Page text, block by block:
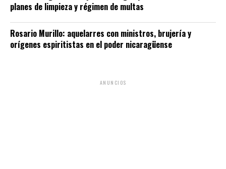
planes de limpieza y régimen de multas
Rosario Murillo: aquelarres con ministros, brujería y
orígenes espiritistas en el poder nicaragüense
ANUNCIOS